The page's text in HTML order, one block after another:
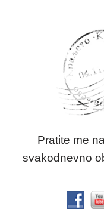
Pratite me
svakodnevno